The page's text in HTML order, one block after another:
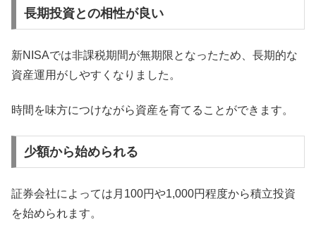
長期投資との相性が良い
新NISAでは非課税期間が無期限となったため、長期的な
資産運用がしやすくなりました。
時間を味方につけながら資産を育てることができます。
少額から始められる
証券会社によっては月100円や1,000円程度から積立投資
を始められます。